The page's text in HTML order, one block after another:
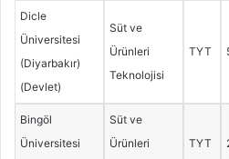
Dicle
Üniversitesi
(Diyarbakır)
(Devlet)
Süt ve
Ürünleri
Teknolojisi
TYT
Bingöl
Üniversitesi
Süt ve
Ürünleri
TYT